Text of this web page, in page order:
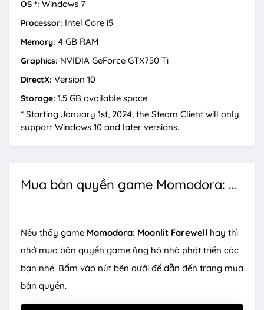
OS *: Windows 7
Processor: Intel Core i5
Memory: 4 GB RAM
Graphics: NVIDIA GeForce GTX750 Ti
DirectX: Version 10
Storage: 1.5 GB available space
* Starting January 1st, 2024, the Steam Client will only
support Windows 10 and later versions.
Mua bản quyền game Momodora: Moonlit Farewell
Nếu thấy game Momodora: Moonlit Farewell hay thì
nhớ mua bản quyền game ủng hộ nhà phát triển các
bạn nhé. Bấm vào nút bên dưới để dẫn đến trang mua
bản quyền.